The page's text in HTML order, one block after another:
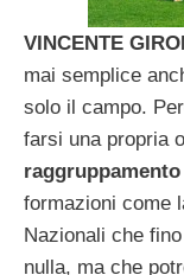
VINCENTE
mai semplice
solo il campo.
farsi una propria
raggruppamento
formazioni come
Nazionali che
nulla, ma che